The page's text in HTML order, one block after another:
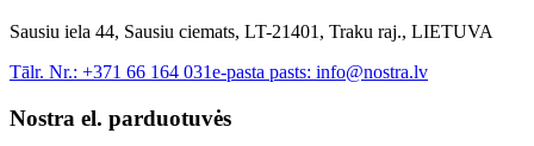
Sausiu iela 44, Sausiu ciemats, LT-21401, Traku raj., LIETUVA
Tālr. Nr.: +371 66 164 031e-pasta pasts: info@nostra.lv
Nostra el. parduotuvės